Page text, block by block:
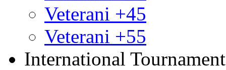
Veterani +45
Veterani +55
International